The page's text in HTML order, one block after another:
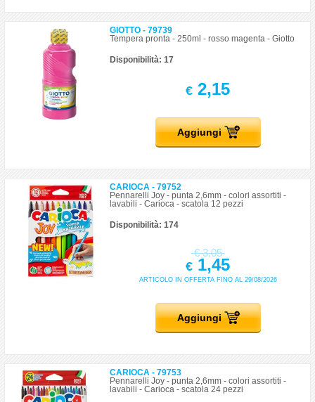
GIOTTO - 79739
Tempera pronta - 250ml - rosso magenta - Giotto
Disponibilità: 17
€ 2,15
Aggiungi
CARIOCA - 79752
Pennarelli Joy - punta 2,6mm - colori assortiti -
lavabili - Carioca - scatola 12 pezzi
Disponibilità: 174
€3,05
€ 1,45
ARTICOLO IN OFFERTA FINO AL 29/08/2026
Aggiungi
CARIOCA - 79753
Pennarelli Joy - punta 2,6mm - colori assortiti -
lavabili - Carioca - scatola 24 pezzi